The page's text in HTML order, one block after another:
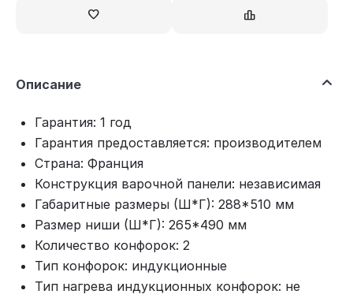
Описание
Гарантия: 1 год
Гарантия предоставляется: производителем
Страна: Франция
Конструкция варочной панели: независимая
Габаритные размеры (Ш*Г): 288*510 мм
Размер ниши (Ш*Г): 265*490 мм
Количество конфорок: 2
Тип конфорок: индукционные
Тип нагрева индукционных конфорок: не